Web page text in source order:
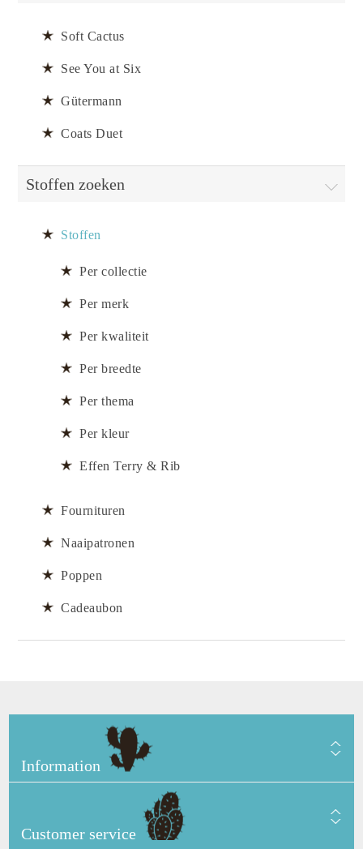
Soft Cactus
See You at Six
Gütermann
Coats Duet
Stoffen zoeken
Stoffen
Per collectie
Per merk
Per kwaliteit
Per breedte
Per thema
Per kleur
Effen Terry & Rib
Fournituren
Naaipatronen
Poppen
Cadeaubon
Information
Customer service